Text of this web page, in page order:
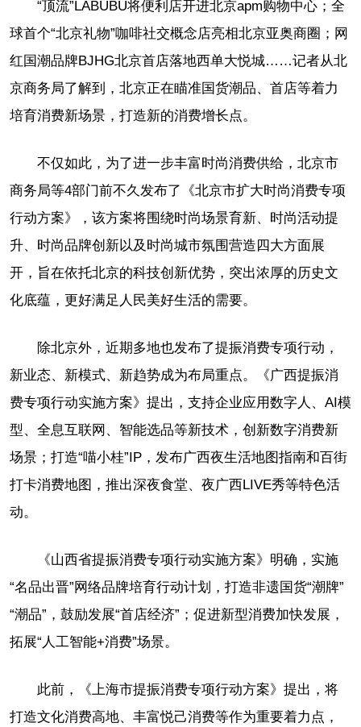
“顶流”LABUBU将便利店开进北京apm购物中心；全
球首个“北京礼物”咖啡社交概念店亮相北京亚奥商圈；网
红国潮品牌BJHG北京首店落地西单大悦城……记者从北
京商务局了解到，北京正在瞄准国货潮品、首店等着力
培育消费新场景，打造新的消费增长点。
不仅如此，为了进一步丰富时尚消费供给，北京市
商务局等4部门前不久发布了《北京市扩大时尚消费专项
行动方案》，该方案将围绕时尚场景育新、时尚活动提
升、时尚品牌创新以及时尚城市氛围营造四大方面展
开，旨在依托北京的科技创新优势，突出浓厚的历史文
化底蕴，更好满足人民美好生活的需要。
除北京外，近期多地也发布了提振消费专项行动，
新业态、新模式、新趋势成为布局重点。《广西提振消
费专项行动实施方案》提出，支持企业应用数字人、AI模
型、全息互联网、智能选品等新技术，创新数字消费新
场景；打造“喵小桂”IP，发布广西夜生活地图指南和百街
打卡消费地图，推出深夜食堂、夜广西LIVE秀等特色活
动。
《山西省提振消费专项行动实施方案》明确，实施
“名品出晋”网络品牌培育行动计划，打造非遗国货“潮牌”
“潮品”，鼓励发展“首店经济”；促进新型消费加快发展，
拓展“人工智能+消费”场景。
此前，《上海市提振消费专项行动方案》提出，将
打造文化消费高地、丰富悦己消费等作为重要着力点，